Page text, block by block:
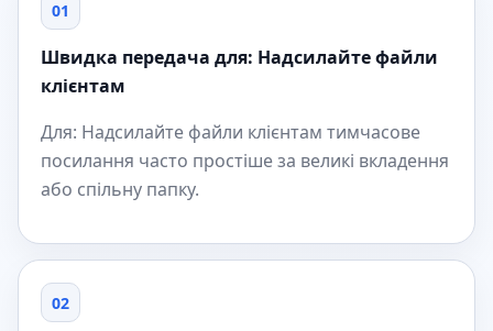
01
Швидка передача для: Надсилайте файли
клієнтам
Для: Надсилайте файли клієнтам тимчасове
посилання часто простіше за великі вкладення
або спільну папку.
02